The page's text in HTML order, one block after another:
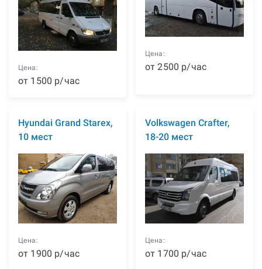
Цена:
от 1500 р/час
Цена:
от2500 р/час
Hyundai Grand Starex,
10 мест
Цена:
от 1900 р/час
Volkswagen Crafter,
18-20 мест
Цена:
от 1700 р/час